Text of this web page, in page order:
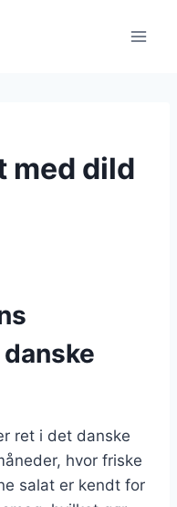
med dild
ret i det danske
hvor friske
salat er kendt for